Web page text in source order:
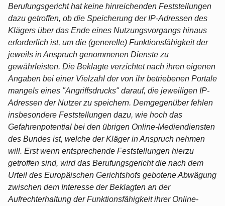
Berufungsgericht hat keine hinreichenden Feststellungen
dazu getroffen, ob die Speicherung der IP-Adressen des
Klägers über das Ende eines Nutzungsvorgangs hinaus
erforderlich ist, um die (generelle) Funktionsfähigkeit der
jeweils in Anspruch genommenen Dienste zu
gewährleisten. Die Beklagte verzichtet nach ihren eigenen
Angaben bei einer Vielzahl der von ihr betriebenen Portale
mangels eines "Angriffsdrucks" darauf, die jeweiligen IP-
Adressen der Nutzer zu speichern. Demgegenüber fehlen
insbesondere Feststellungen dazu, wie hoch das
Gefahrenpotential bei den übrigen Online-Mediendiensten
des Bundes ist, welche der Kläger in Anspruch nehmen
will. Erst wenn entsprechende Feststellungen hierzu
getroffen sind, wird das Berufungsgericht die nach dem
Urteil des Europäischen Gerichtshofs gebotene Abwägung
zwischen dem Interesse der Beklagten an der
Aufrechterhaltung der Funktionsfähigkeit ihrer Online-